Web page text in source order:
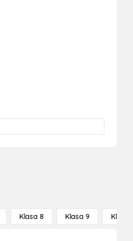
Klasa 8 Klasa 9 Klasa